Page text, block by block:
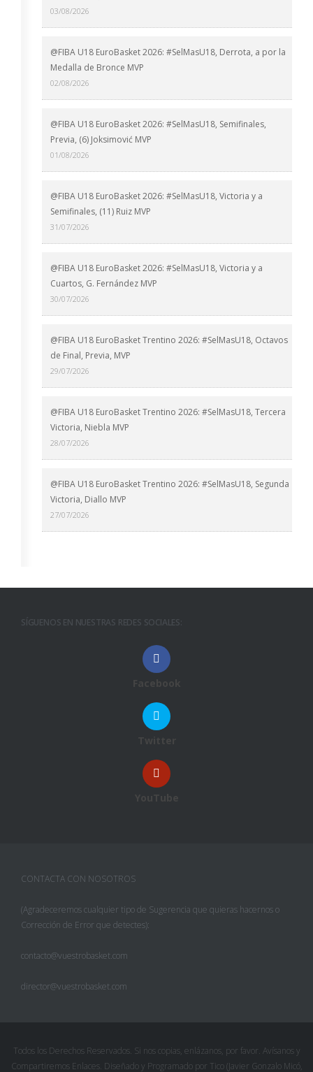
03/08/2026
@FIBA U18 EuroBasket 2026: #SelMasU18, Derrota, a por la
Medalla de Bronce MVP
02/08/2026
@FIBA U18 EuroBasket 2026: #SelMasU18, Semifinales,
Previa, (6) Joksimović MVP
01/08/2026
@FIBA U18 EuroBasket 2026: #SelMasU18, Victoria y a
Semifinales, (11) Ruiz MVP
31/07/2026
@FIBA U18 EuroBasket 2026: #SelMasU18, Victoria y a
Cuartos, G. Fernández MVP
30/07/2026
@FIBA U18 EuroBasket Trentino 2026: #SelMasU18, Octavos
de Final, Previa, MVP
29/07/2026
@FIBA U18 EuroBasket Trentino 2026: #SelMasU18, Tercera
Victoria, Niebla MVP
28/07/2026
@FIBA U18 EuroBasket Trentino 2026: #SelMasU18, Segunda
Victoria, Diallo MVP
27/07/2026
SÍGUENOS EN NUESTRAS REDES SOCIALES:
Facebook
Twitter
YouTube
CONTACTA CON NOSOTROS
(Agradeceremos cualquier tipo de Sugerencia que quieras hacernos o
Corrección de Error que detectes):
contacto@vuestrobasket.com
director@vuestrobasket.com
Todos los Derechos Reservados. Si nos copias, enlázanos, por favor. Avísanos y
Compartiremos Enlaces. Diseñado y Programado por Tico (Javier Gonzalo Micó,
Pinterest